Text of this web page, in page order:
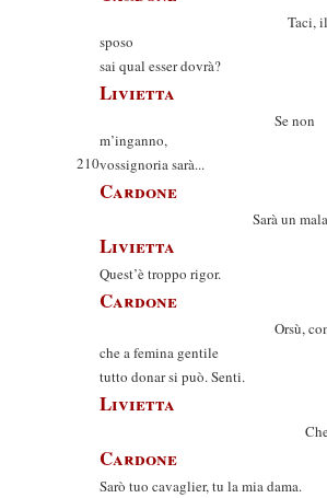
Taci, il
sposo
sai qual esser dovrà?
Livietta
Se non
m’inganno,
210vossignoria sarà...
Cardone
Sarà un
Livietta
Quest’è troppo rigor.
Cardone
Orsù,
che a femina gentile
tutto donar si può. Senti.
Livietta
Che
Cardone
Sarò tuo cavaglier, tu la mia dama.